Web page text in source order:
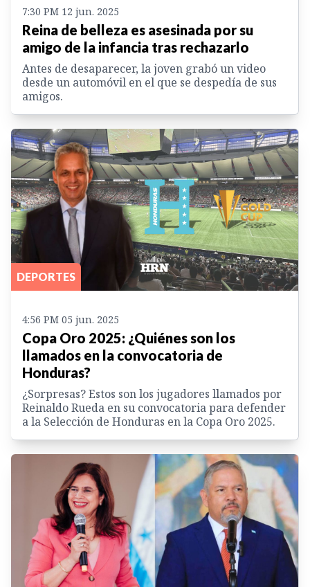
7:30 PM 12 jun. 2025
Reina de belleza es asesinada por su
amigo de la infancia tras rechazarlo
Antes de desaparecer, la joven grabó un video
desde un automóvil en el que se despedía de sus
amigos.
DEPORTES
4:56 PM 05 jun. 2025
Copa Oro 2025: ¿Quiénes son los
llamados en la convocatoria de
Honduras?
¿Sorpresas? Estos son los jugadores llamados por
Reinaldo Rueda en su convocatoria para defender
a la Selección de Honduras en la Copa Oro 2025.